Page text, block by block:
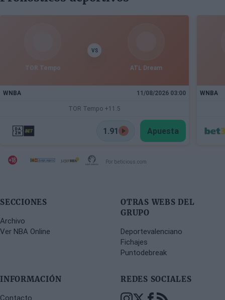
TOR Tempo
VS
ATL Dream
WNBA 11/08/2026 03:00
TOR Tempo +11.5
1.91 Apuesta
WNBA
Por beticious.com
SECCIONES
Archivo
Ver NBA Online
OTRAS WEBS DEL
GRUPO
Deportevalenciano
Fichajes
Puntodebreak
INFORMACIÓN
Contacto
REDES SOCIALES